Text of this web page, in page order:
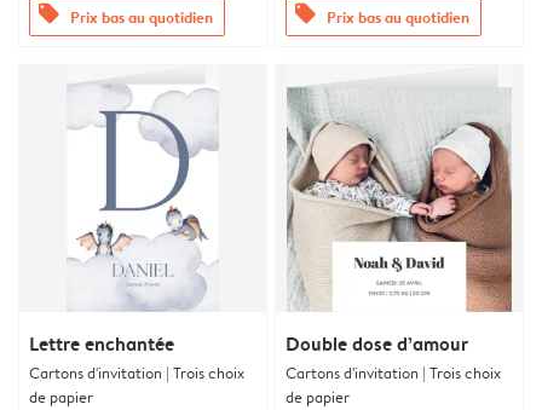
offers Prix bas au quotidien offers Prix bas au quotidien
Lettre enchantée
Cartons d'invitation | Trois choix
de papier
Double dose d’amour
Cartons d'invitation | Trois choix
de papier